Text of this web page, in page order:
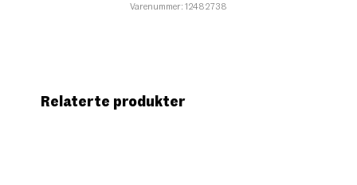
Varenummer: 12482738
Relaterte produkter